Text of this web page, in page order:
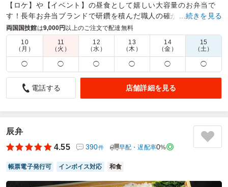
【ロケ】や【イベント】の昼食として嬉しい大容量のお弁当で
す！長年お弁当ブランドで研鑽を積んだ職人の確かな味わいで
誰もが喜ぶお弁当ブランドになっております！
商品数： 締切日時： 1日前17:00 価格帯：
540円～900円
配達時間：
9:00～18:00
安心して任せられます
4.0
文は初めてで、正直なところ不安もありました。
それでも、事前の個数変更や領収書の分割といった細かな要
望にも丁寧に応えてくださり、本当に感謝しています。
…続きを見る
両国国技館は9,000円以上のご注文で配達無料
10
（月）
11
（火）
12
（水）
13
（木）
14
（金）
15
（土）
◯ ◯ ◯ ◯ ◯ ◯
電話する 店舗詳細を見る
辰弁
4.55
390件 早配・遅配率0%
帳票電子発行可 インボイス対応 和食